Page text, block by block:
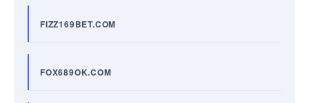
FIZZ169BET.COM
FOX689OK.COM